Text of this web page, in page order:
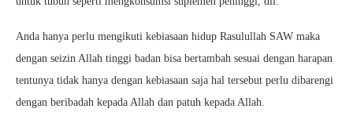
Anda hanya perlu mengikuti kebiasaan hidup Rasulullah SAW maka
dengan seizin Allah tinggi badan bisa bertambah sesuai dengan harapan
tentunya tidak hanya dengan kebiasaan saja hal tersebut perlu dibarengi
dengan beribadah kepada Allah dan patuh kepada Allah.